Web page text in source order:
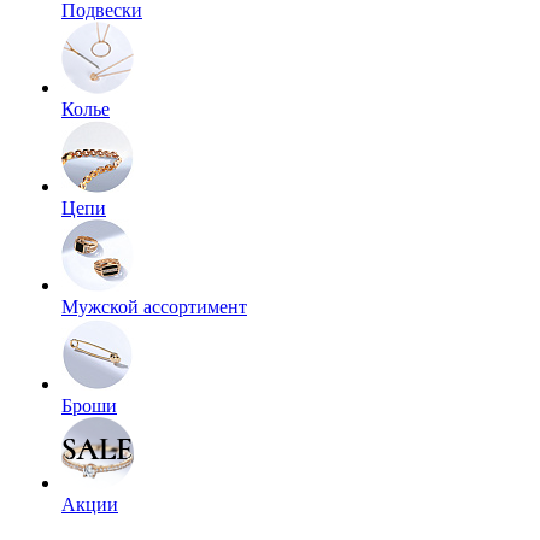
Подвески
Колье
Цепи
Мужской ассортимент
Броши
Акции